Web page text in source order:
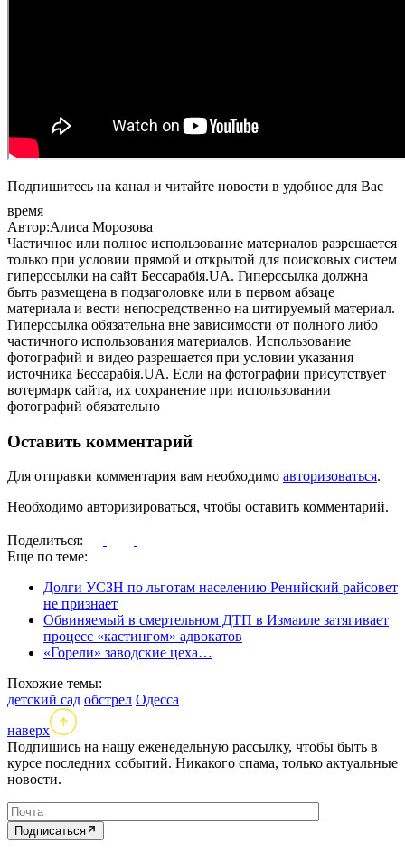
Подпишитесь на канал и читайте новости в удобное для Вас
время
Автор:Алиса Морозова
Частичное или полное использование материалов разрешается
только при условии прямой и открытой для поисковых систем
гиперссылки на сайт Бессарабія.UA. Гиперссылка должна
быть размещена в подзаголовке или в первом абзаце
материала и вести непосредственно на цитируемый материал.
Гиперссылка обязательна вне зависимости от полного либо
частичного использования материалов. Использование
фотографий и видео разрешается при условии указания
источника Бессарабія.UA. Если на фотографии присутствует
вотермарк сайта, их сохранение при использовании
фотографий обязательно
Оставить комментарий
Для отправки комментария вам необходимо авторизоваться.
Необходимо авторизироваться, чтобы оставить комментарий.
Поделиться:
Еще по теме:
Долги УСЗН по льготам населению Ренийский райсовет
не признает
Обвиняемый в смертельном ДТП в Измаиле затягивает
процесс «кастингом» адвокатов
«Горели» заводские цеха…
Похожие темы:
детский сад обстрел Одесса
наверх
Подпишись на нашу еженедельную рассылку, чтобы быть в
курсе последних событий. Никакого спама, только актуальные
новости.
Подписаться